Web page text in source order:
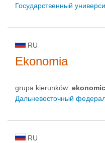
Государственный
RU
Ekonomia
grupa kierunków:
Дальневосточный
RU